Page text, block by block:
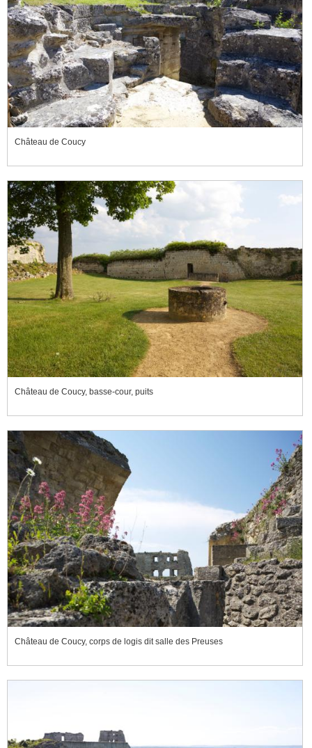
Château de Coucy
Château de Coucy, basse-cour, puits
Château de Coucy, corps de logis dit salle des Preuses